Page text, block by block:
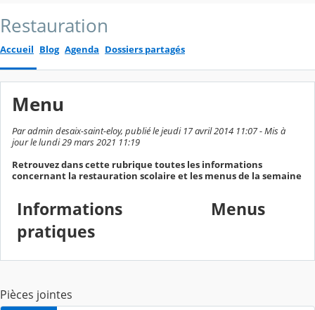
Restauration
Accueil Blog Agenda Dossiers partagés
Menu
Par admin desaix-saint-eloy, publié le jeudi 17 avril 2014 11:07 - Mis à
jour le lundi 29 mars 2021 11:19
Retrouvez dans cette rubrique toutes les informations
concernant la restauration scolaire et les menus de la semaine
Informations
pratiques
Menus
Pièces jointes